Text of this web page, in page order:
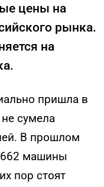
цены на
рынка.
на
пришла в
сумела
В прошлом
машины
пор стоят